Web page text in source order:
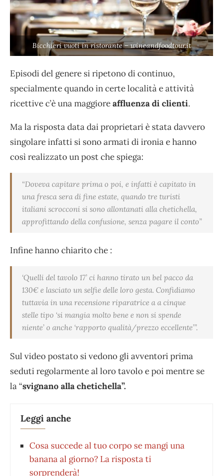
Bicchieri vuoti in ristorante – wineandfoodtour.it
Episodi del genere si ripetono di continuo,
specialmente quando in certe località e attività
ricettive c’è una maggioreaffluenza di clienti.
Ma la risposta data dai proprietari è stata davvero
singolare infatti si sono armati di ironia e hanno
così realizzato un post che spiega:
“Doveva capitare prima o poi, e infatti è capitato in
una fresca sera di fine estate, quando tre turisti
italiani scrocconi si sono allontanati alla chetichella,
approfittando della confusione, senza pagare il conto”
Infine hanno chiarito che :
‘Quelli del tavolo 17’ ci hanno tirato un bel pacco da
130€ e lasciato un selfie delle loro gesta. Confidiamo
tuttavia in una recensione riparatrice a a cinque
stelle tipo ‘si mangia molto bene e non si spende
niente’ o anche ‘rapporto qualità/prezzo eccellente’”.
Sul video postato si vedono gli avventori prima
seduti regolarmente al loro tavolo e poi mentre se
la “svignano alla chetichella”.
Leggi anche
Cosa succede al tuo corpo se mangi una
banana al giorno? La risposta ti
sorprenderà!